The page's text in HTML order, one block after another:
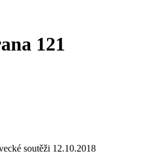
121
12.10.2018